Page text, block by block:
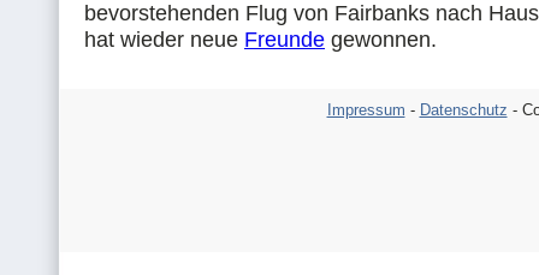
bevorstehenden Flug von Fairbanks nach
hat wieder neue Freunde gewonnen.
Impressum - Datenschutz -